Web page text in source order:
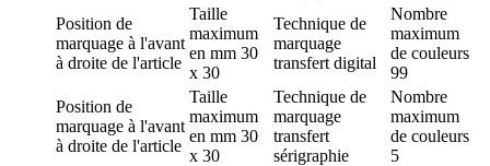
Position de
marquage à l'avant
à droite de l'article
Taille
maximum
en mm 30
x 30
Technique de
marquage
transfert digital
Nombre
maximum
de couleurs
99
Position de
marquage à l'avant
à droite de l'article
Taille
maximum
en mm 30
x 30
Technique de
marquage
transfert
sérigraphie
Nombre
maximum
de couleurs
5